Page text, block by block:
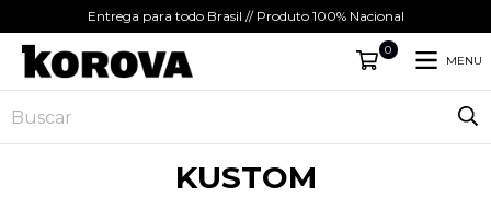
Entrega para todo Brasil // Produto 100% Nacional
0
MENU
KUSTOM